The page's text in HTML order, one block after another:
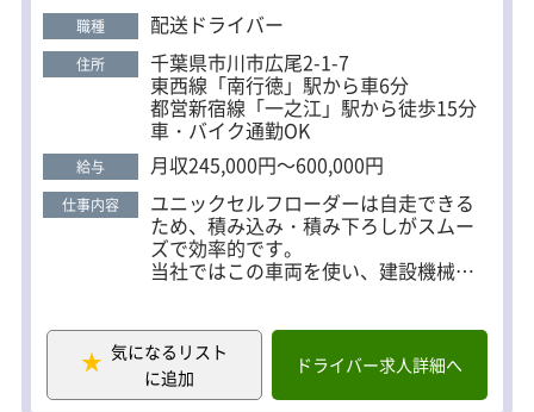
は、理想的な環境が整っています！ ＜働きやすい職
場＞ 週休2日制（土日祝休み）／長距離なし 柔軟な
働き方で、あなたのライフスタイルに合わせた働き
方が実現できます。 ＜Ｇマーク認定＞ 荷主からの信
頼バツグン！優良なトラック運送事業者です。 ※全
日本トラック協会が安全性向上の取り組みを実施し
た会社に対する認定制度 ＜仕事と私生活を両立した
い人に＞ 年間休日はたっぷり119日。 年末年始や
GW・お盆などの連休もしっかりあるから、旅行や
趣味も思いきり楽しめます。 面接は私服OKです。
職種 配送ドライバー
住所 千葉県市川市広尾2-1-7
東西線「南行徳」駅から車6分
都営新宿線「一之江」駅から徒歩15分
車・バイク通勤OK
給与 月収245,000円～600,000円
仕事内容 ユニックセルフローダーは自走できる
ため、積み込み・積み下ろしがスムー
ズで効率的です。
当社ではこの車両を使い、建設機械や
しい挑戦とやりがいを感じられます。
スキルアップを目指す方には、大型車
両への乗り換えも可能です。
気になるリスト
に追加
ドライバー求人詳細へ